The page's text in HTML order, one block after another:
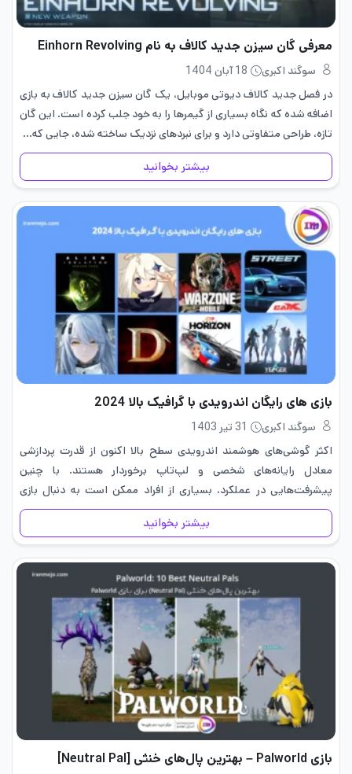
معرفی گان سیزن جدید کالاف به نام Einhorn Revolving
سوگند اکبری
18 آبان 1404
در فصل جدید کالاف دیوتی موبایل، یک گان سیزن جدید کالاف به بازی
اضافه شده که نگاه بسیاری از گیمرها را به خود جلب کرده است. این گان
تازه، طراحی متفاوتی دارد و برای نبردهای نزدیک ساخته شده، جایی که…
بیشتر بخوانید
بازی های رایگان اندرویدی با گرافیک بالا 2024
سوگند اکبری
31 تیر 1403
اکثر گوشی‌های هوشمند اندرویدی سطح بالا اکنون از قدرت پردازشی
معادل رایانه‌های شخصی و لپ‌تاپ برخوردار هستند. با چنین
پیشرفت‌هایی در عملکرد، بسیاری از افراد ممکن است به دنبال بازی
رایگان اندرویدی که دارای گرافیک بالا و جزئیات بالا هستند،…
بیشتر بخوانید
بازی Palworld – بهترین پال‌های خنثی [Neutral Pal]